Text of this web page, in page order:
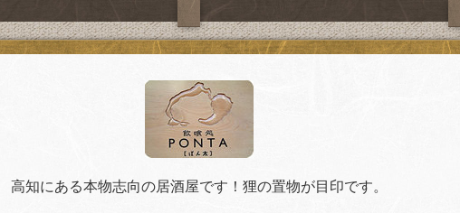
高知にある本物志向の居酒屋です！狸の置物が目印です。